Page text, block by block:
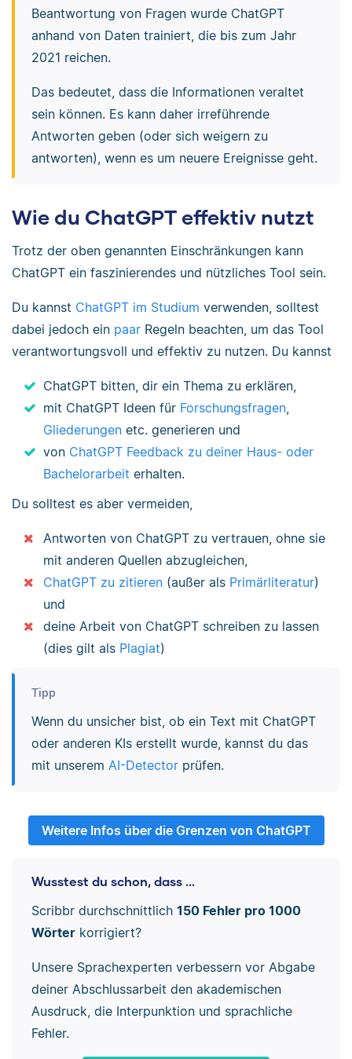
Beantwortung von Fragen wurde ChatGPT
anhand von Daten trainiert, die bis zum Jahr
2021 reichen.
Das bedeutet, dass die Informationen veraltet
sein können. Es kann daher irreführende
Antworten geben (oder sich weigern zu
antworten), wenn es um neuere Ereignisse geht.
Wie du ChatGPT effektiv nutzt
Trotz der oben genannten Einschränkungen kann
ChatGPT ein faszinierendes und nützliches Tool sein.
Du kannst ChatGPT im Studium verwenden, solltest
dabei jedoch ein paar Regeln beachten, um das Tool
verantwortungsvoll und effektiv zu nutzen. Du kannst
ChatGPT bitten, dir ein Thema zu erklären,
mit ChatGPT Ideen für Forschungsfragen
Gliederungen etc. generieren und
von ChatGPT Feedback zu deiner Haus- oder
Bachelorarbeit erhalten.
Du solltest es aber vermeiden,
Antworten von ChatGPT zu vertrauen, ohne sie
mit anderen Quellen abzugleichen,
ChatGPT zu zitieren (außer als Primärliteratur)
und
deine Arbeit von ChatGPT schreiben zu lassen
(dies gilt als Plagiat)
Tipp
Wenn du unsicher bist, ob ein Text mit ChatGPT
oder anderen KIs erstellt wurde, kannst du das
mit unserem AI-Detectorprüfen.
Weitere Infos über die Grenzen von ChatGPT
Wusstest du schon, dass ...
Scribbr durchschnittlich 150 Fehler pro 1000
Wörterkorrigiert?
Unsere Sprachexperten verbessern vor Abgabe
deiner Abschlussarbeit den akademischen
Ausdruck, die Interpunktion und sprachliche
Fehler.